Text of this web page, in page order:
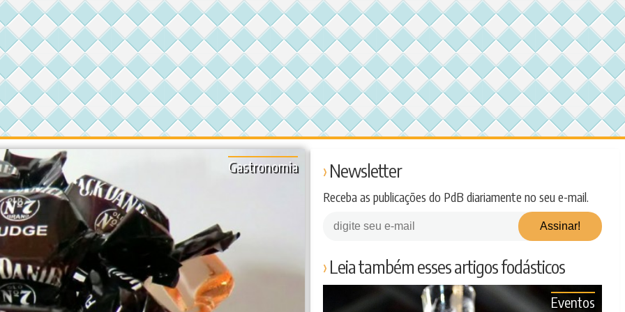
Gastronomia Newsletter
Receba as publicações do PdB diariamente no seu e-mail.
Leia também esses artigos fodásticos
Eventos